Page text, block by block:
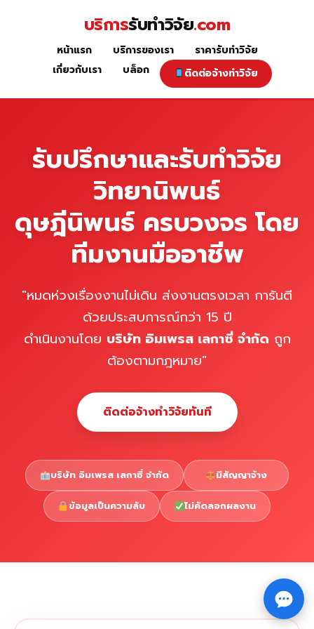
หน้าแรก
Copyright © 2026 รับทำวิจัย รับทำวิทยานิพนธ์ รับทำ⇧
บริการรับทำวิจัย.com
หน้าแรก บริการของเรา
ราคารับทำวิจัย
เกี่ยวกับเรา
บล็อก ติดต่อจ้างทำวิจัย
รับปรึกษาและรับทำวิจัย
วิทยานิพนธ์
ดุษฎีนิพนธ์ ครบวงจร โดย
ทีมงานมืออาชีพ
"หมดห่วงเรื่องงานไม่เดิน ส่งงานตรงเวลา การันตี
ด้วยประสบการณ์กว่า 15 ปี
ดำเนินงานโดย บริษัท อิมเพรส เลกาซี่ จำกัด ถูก
ต้องตามกฎหมาย"
ติดต่อจ้างทำวิจัยทันที
บริษัท อิมเพรส เลกาซี่ จำกัด มีสัญญาจ้าง
ข้อมูลเป็นความลับ ไม่คัดลอกผลงาน